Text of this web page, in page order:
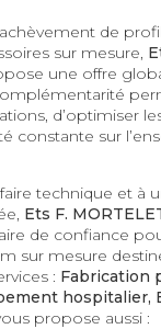
de
sur mesure,
une offre
d’optimiser
constante sur
technique et à
Ets F.
de confiance
sur mesure
: Fabrication
hospitalier,
propose aussi :